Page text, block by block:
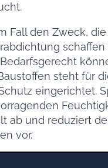
Fall den Zweck,
steht für
eingerichtet.
ab und reduziert
vor.